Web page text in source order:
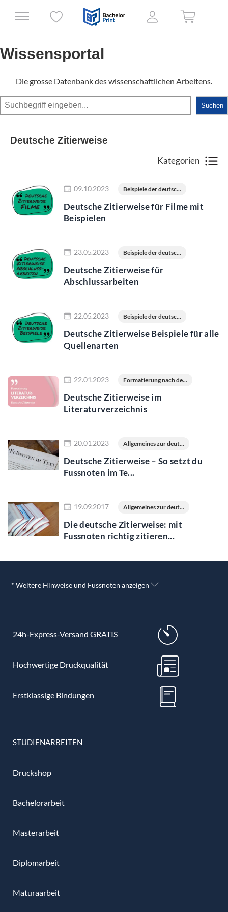
Wissensportal
Die grosse Datenbank des wissenschaftlichen Arbeitens.
Suchen Suchen
Deutsche Zitierweise
Kategorien
09.10.2023 Beispiele der deutsc...
Deutsche Zitierweise für Filme mit
Beispielen
23.05.2023 Beispiele der deutsc...
Deutsche Zitierweise für
Abschlussarbeiten
22.05.2023 Beispiele der deutsc...
Deutsche Zitierweise Beispiele für alle
Quellenarten
22.01.2023 Formatierung nach de...
Deutsche Zitierweise im
Literaturverzeichnis
20.01.2023 Allgemeines zur deut...
Deutsche Zitierweise – So setzt du
Fussnoten im Te...
Jetzt lesen
19.09.2017 Allgemeines zur deut...
Die deutsche Zitierweise: mit
Fussnoten richtig zitieren...
* Weitere Hinweise und Fussnoten anzeigen
24h-Express-Versand GRATIS
Hochwertige Druckqualität
Erstklassige Bindungen
STUDIENARBEITEN
Druckshop
Bachelorarbeit
Masterarbeit
Diplomarbeit
Maturaarbeit